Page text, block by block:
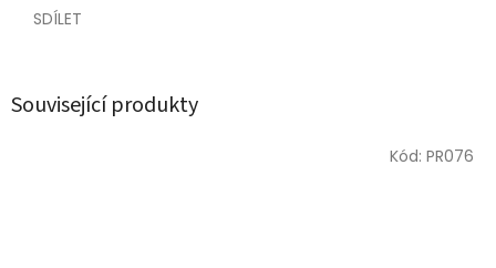
SDÍLET
Související produkty
Kód: PR076